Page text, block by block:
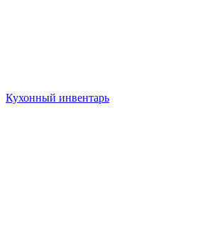
Кухонный инвентарь